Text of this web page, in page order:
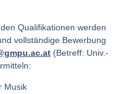
Qualifikationen werden
vollständige Bewerbung
(Betreff: Univ.-
Musik